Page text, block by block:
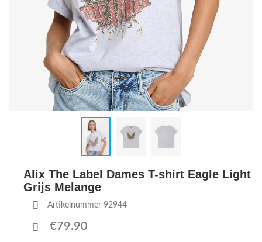
Alix The Label Dames T-shirt Eagle Light
Grijs Melange
Artikelnummer 92944
€79.90